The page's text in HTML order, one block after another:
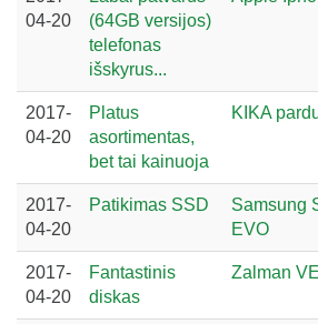
04-20
(64GB versijos)
telefonas
išskyrus...
2017-
04-20
Platus
asortimentas,
bet tai kainuoja
KIKA
2017-
04-20
Patikimas SSD
Samsung
EVO
2017-
04-20
Fantastinis
diskas
Zalman